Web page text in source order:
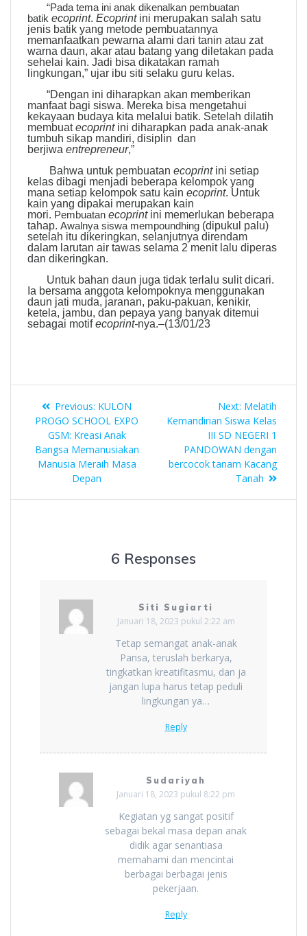
“Pada tema ini anak dikenalkan pembuatan
batik ecoprint. Ecoprintini merupakan salah satu
jenis batik yang metode pembuatannya
memanfaatkan pewarna alami dari tanin atau zat
warna daun, akar atau batang yang diletakan pada
sehelai kain. Jadi bisa dikatakan ramah
lingkungan,” ujar ibu siti selaku guru kelas.
“Dengan ini diharapkan akan memberikan
manfaat bagi siswa. Mereka bisa mengetahui
kekayaan budaya kita melalui batik. Setelah dilatih
membuatecoprintini diharapkan pada anak-anak
tumbuh sikap mandiri, disiplin dan
berjiwa entrepreneur,”
Bahwa untuk pembuatan ecoprintini setiap
kelas dibagi menjadi beberapa kelompok yang
mana setiap kelompok satu kain ecoprint. Untuk
kain yang dipakai merupakan kain
mori. Pembuatan ecoprintini memerlukan beberapa
tahap. Awalnya siswa mempoundhing (dipukul palu)
setelah itu dikeringkan, selanjutnya direndam
dalam larutan air tawas selama 2 menitlalu diperas
dan dikeringkan.
Untuk bahan daun juga tidak terlalu sulit dicari.
Ia bersama anggota kelompoknya menggunakan
daun jati muda, jaranan, paku-pakuan, kenikir,
ketela, jambu, dan pepaya yang banyak ditemui
sebagai motifecoprint-nya.–(13/01/23
Previous: KULON
PROGO SCHOOL EXPO
GSM: Kreasi Anak
Bangsa Memanusiakan
Manusia Meraih Masa
Depan
Next: Melatih
Kemandirian Siswa Kelas
III SD NEGERI 1
PANDOWAN dengan
bercocok tanam Kacang
Tanah
6 Responses
Siti Sugiarti
Januari 18, 2023 pukul 2:22 am
Tetap semangat anak-anak
Pansa, teruslah berkarya,
tingkatkan kreatifitasmu, dan ja
jangan lupa harus tetap peduli
lingkungan ya…
Reply
Sudariyah
Januari 18, 2023 pukul 8:22 pm
Kegiatan yg sangat positif
sebagai bekal masa depan anak
didik agar senantiasa
memahami dan mencintai
berbagai berbagai jenis
pekerjaan.
Reply